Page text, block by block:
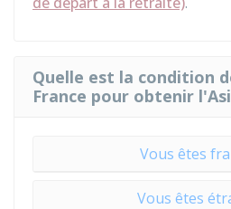
Quelle est la condition
France pour obtenir
Vous êtes
Vous êtes